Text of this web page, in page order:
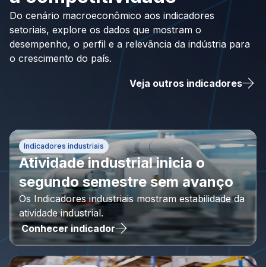
Do cenário macroeconômico aos indicadores
setoriais, explore os dados que mostram o
desempenho, o perfil e a relevância da indústria para
o crescimento do país.
Veja outros indicadores
Indicadores industriais
Atividade industrial inicia o
segundo semestre sem avanço
Os Indicadores industriais mostram estabilidade da
atividade industrial.
Conhecer indicador